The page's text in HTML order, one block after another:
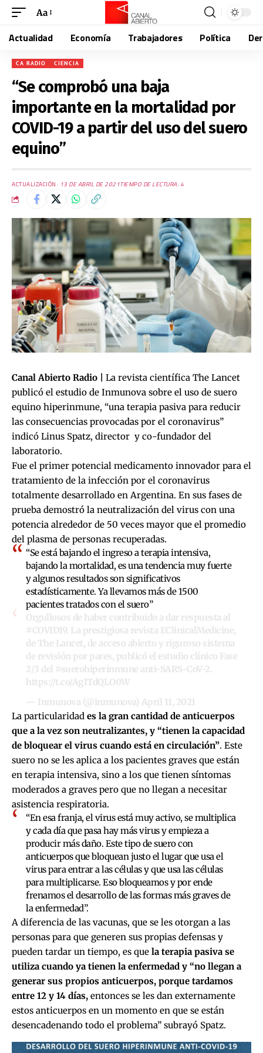
Aa
Actualidad Economía Trabajadores Política
CA RADIO CIENCIA
“Se comprobó una baja
importante en la mortalidad por
COVID-19 a partir del uso del suero
equino”
ACTUALIZACIÓN: 13 DE ABRIL DE 2021TIEMPO DE LECTURA: 4
Canal Abierto Radio |
La revista científica The Lancet
publicó el estudio de Inmunova sobre el uso de suero
equino hiperinmune, “una terapia pasiva para reducir
las consecuencias provocadas por el coronavirus”
indicó Linus Spatz, director y co-fundador del
laboratorio.
Fue el primer potencial medicamento innovador para el
tratamiento de la infección por el coronavirus
totalmente desarrollado en Argentina. En sus fases de
prueba demostró la neutralización del virus con una
potencia alrededor de 50 veces mayor que el promedio
del plasma de personas recuperadas.
“Se está bajando el ingreso a terapia intensiva,
bajando la mortalidad, es una tendencia muy fuerte
y algunos resultados son significativos
estadísticamente. Ya llevamos más de 1500
pacientes tratados con el suero”
Orgullosos de haber contribuido a dar respuesta al
#COVID19. La prestigiosa revista EClinicalMedicine,
de The Lancet, de acceso abierto y riguroso sistema
de revisión por pares, publicó el estudio clínico Fase
2/3 del #suerohiperinmune anti-SARS-CoV-2.
https://t.co/Ag1TdQLO0W
— Inmunova (@inmunova) April 11, 2021
La particularidad es la gran cantidad de anticuerpos
que a la vez son neutralizantes, y “tienen la capacidad
de bloquear el virus cuando está en circulación”. Este
suero no se les aplica a los pacientes graves que están
en terapia intensiva, sino a los que tienen síntomas
moderados a graves pero que no llegan a necesitar
asistencia respiratoria.
“En esa franja, el virus está muy activo, se multiplica
y cada día que pasa hay más virus y empieza a
producir más daño. Este tipo de suero con
anticuerpos que bloquean justo el lugar que usa el
virus para entrar a las células y que usa las células
para multiplicarse. Eso bloqueamos y por ende
frenamos el desarrollo de las formas más graves de
la enfermedad”.
A diferencia de las vacunas, que se les otorgan a las
personas para que generen sus propias defensas y
pueden tardar un tiempo, es que la terapia pasiva se
utiliza cuando ya tienen la enfermedad y “no llegan a
generar sus propios anticuerpos, porque tardamos
entre 12 y 14 días, entonces se les dan externamente
estos anticuerpos en un momento en que se están
desencadenando todo el problema” subrayó Spatz.